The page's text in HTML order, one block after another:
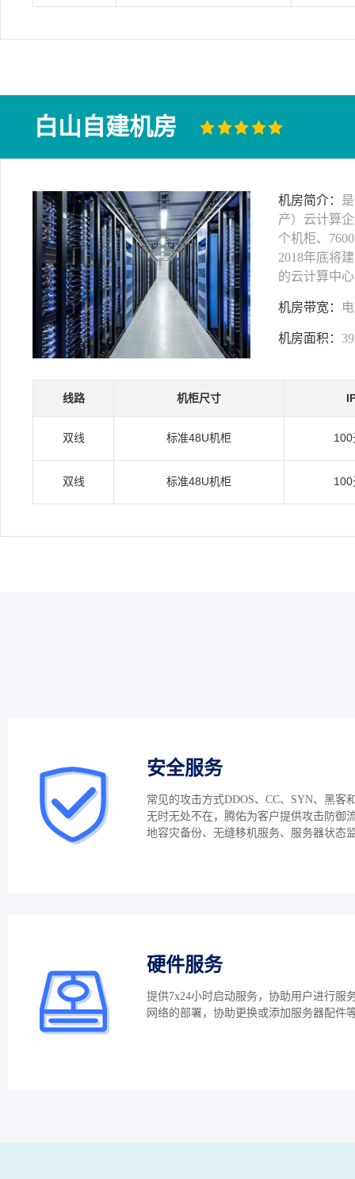
白山自建机房
机房简介：
产）云计算
个机柜、
2018年底将
的云计算中
机房带宽：
机房面积：
线路 机柜尺寸
双线 标准48U机柜 100
双线 标准48U机柜 100
安全服务
常见的攻击方式DDOS、CC、SYN、黑客
无时无处不在，腾佑为客户提供攻击防御
地容灾备份、无缝移机服务、服务器状态
硬件服务
提供7x24小时启动服务，协助用户进行服
网络的部署，协助更换或添加服务器配件